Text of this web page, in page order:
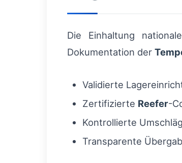
Die Einhaltung
Dokumentation der
Validierte
Zertifizierte Reefer-
Kontrollierte
Transparente